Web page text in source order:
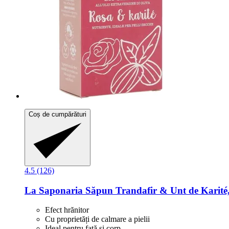
Coș de cumpărături
4.5 (126)
La Saponaria Săpun Trandafir & Unt de
Efect hrănitor
Cu proprietăți de calmare a pielii